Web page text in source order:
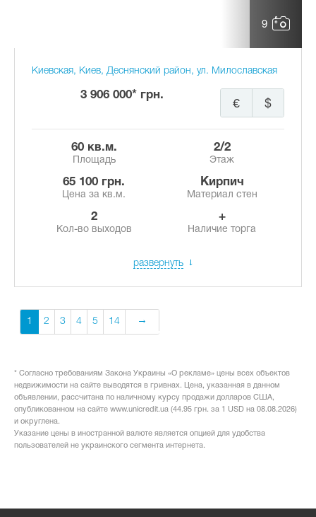
9
Киевская, Киев, Деснянский район, ул. Милославская
3 906 000* грн.
$
€
60 кв.м.
Площадь
2/2
Этаж
65 100 грн.
Цена за кв.м.
Кирпич
Материал стен
2
Кол-во выходов
+
Наличие торга
развернуть
1 2 3 4 5 14
* Согласно требованиям Закона Украины «О рекламе» цены всех объектов
недвижимости на сайте выводятся в гривнах. Цена, указанная в данном
объявлении, рассчитана по наличному курсу продажи долларов США,
опубликованном на сайте www.unicredit.ua (44.95 грн. за 1 USD на 08.08.2026)
и округлена.
Указание цены в иностранной валюте является опцией для удобства
пользователей не украинского сегмента интернета.